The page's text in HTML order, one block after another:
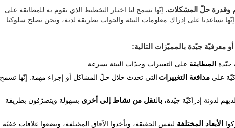
وقدرة حلّ المشكلات. إنّها تسمح لنا اختيار التخطيط الذي نقوم به للمطابقة على
إنّها تساعدنا على إدراك معلومات البيئة والجواب بطريقة لدنة، ونحن نصلح سلوكنا
معرفيّة جيّدة بالمميّزات التالية:
جيّدة المطابقة على التغييرات وجدّات البيئة بسرعة.
على مدافعة التغييرات التي تحدث خلال حلّ المشاكل أو إجراء مهمة. إنّها تسمح
لدونة إدراكيّة جيّدة، بالنقل من نشاط إلى أخرى بسهولة ويتصرّفون بطريقة
الأبعاد المختلفة لنفس الحقيقة، ويأخدوا الآفاق المختلفة، ويضعوا علاقات خفيّة